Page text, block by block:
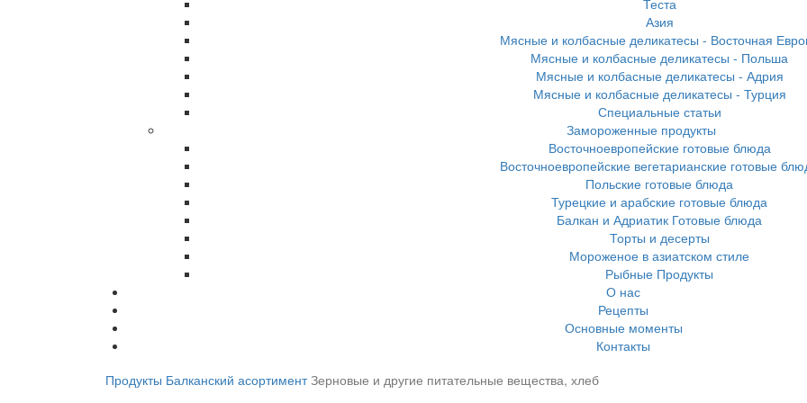
Теста
Азия
Мясные и колбасные деликатесы - Восточная
Мясные и колбасные деликатесы - Польша
Мясные и колбасные деликатесы - Адрия
Мясные и колбасные деликатесы - Турция
Специальные статьи
Замороженные продукты
Восточноевропейские готовые блюда
Восточноевропейские вегетарианские готовые
Польские готовые блюда
Турецкие и арабские готовые блюда
Балкан и Адриатик Готовые блюда
Торты и десерты
Мороженое в азиатском стиле
Рыбные Продукты
О нас
Рецепты
Основные моменты
Контакты
Продукты Балканский асортимент Зерновые и другие питательные вещества, хлеб